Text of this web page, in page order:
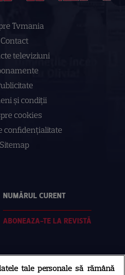
Tvmania
Contact
televiziuni
și condiții
cookies
confidenţialitate
Sitemap
NUMĂRUL CURENT
ABONEAZA-TE LA REVISTĂ
tale personale să rămână